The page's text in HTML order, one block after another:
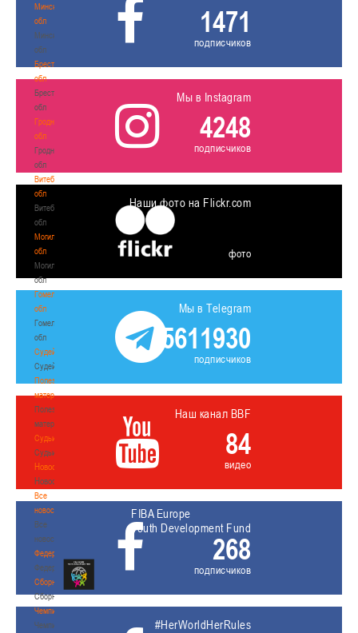
Минская
обл
Минская
обл
Брестская
обл
Брестская
обл
Гродненская
обл
Гродненская
обл
Витебская
обл
Витебская
обл
Могилевская
обл
Могилевская
обл
Гомельская
обл
Гомельская
обл
Судейство
Судейство
Полезные
материалы
Полезные
материалы
Судьи
Судьи
Новости
Новости
Все
новости
Все
новости
Федерация
Федерация
Сборные
Сборные
Чемпионат
Чемпионат
1471
подписчиков
Мы в Instagram
4248
подписчиков
Наши фото на Flickr.com
фото
Мы в Telegram
5611930
подписчиков
Наш канал BBF
84
видео
FIBA Europe
Youth Development Fund
268
подписчиков
#HerWorldHerRules